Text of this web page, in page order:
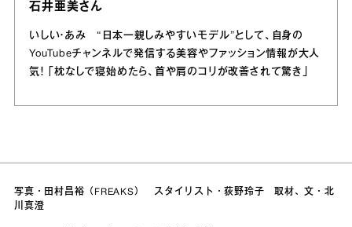
石井亜美さん
いしい・あみ “日本一親しみやすいモデル”として、自身の
YouTubeチャンネルで発信する美容やファッション情報が大人
気！ 「枕なしで寝始めたら、首や肩のコリが改善されて驚き」
写真・田村昌裕（FREAKS） スタイリスト・荻野玲子 取材、文・北
川真澄